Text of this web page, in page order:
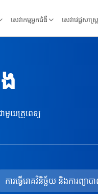
សេវាកម្មអ្នកជំងឺ សេវាវេជ្ជស
មួយគ្រូពេទ្យ
ការធ្វើរោគវិនិច្ឆ័យ និងការព្យាប